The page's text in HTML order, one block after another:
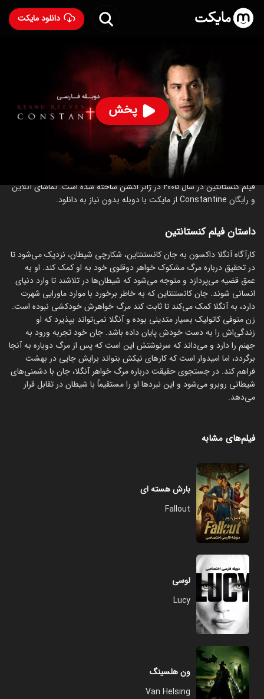
دانلود مایکت
پخش
95 ۷.۰
ساخت آمریکا سال 2005
رده سنی ۱۸+
ترسناک
درباره فیلم کنستانتین
فیلم کنستانتین در سال 2005 در ژانر اکشن ساخته شده است. تماشای آنلاین
و رایگان Constantine از مایکت با دوبله بدون نیاز به دانلود.
داستان فیلم کنستانتین
کارآگاه آنگلا داکسون به جان کانستنتاین، شکارچی شیطان، نزدیک می‌شود تا
در تحقیق درباره مرگ مشکوک خواهر دوقلوی خود به او کمک کند. او به
عمق قضیه می‌پردازد و متوجه می‌شود که شیطان‌ها در تلاشند تا وارد دنیای
انسانی شوند. جان کانستنتاین که به خاطر برخورد با موارد ماورایی شهرت
دارد، به آنگلا کمک می‌کند تا ثابت کند مرگ خواهرش خودکشی نبوده است.
زن متوفی کاتولیک بسیار متدینی بوده و آنگلا نمی‌تواند بپذیرد که او
زندگی‌اش را به دست خودش پایان داده باشد. جان خود تجربه ورود به
جهنم را دارد و می‌داند که سرنوشتش این است که پس از مرگ دوباره به آنجا
برگردد، اما امیدوار است که کارهای نیکش بتواند برایش جایی در بهشت
فراهم کند. در جستجوی حقیقت درباره مرگ خواهر آنگلا، جان با دشمنی‌های
شیطانی روبرو می‌شود و این نبردها او را مستقیماً با شیطان در تقابل قرار
می‌دهد.
فیلم‌های مشابه
بارش هسته ای
Fallout
لوسی
Lucy
ون هلسینگ
Van Helsing